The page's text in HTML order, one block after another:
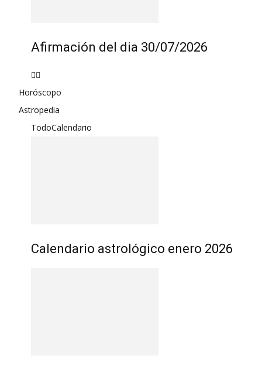
Afirmación del dia 30/07/2026
Horóscopo
Astropedia
TodoCalendario
Calendario astrológico enero 2026